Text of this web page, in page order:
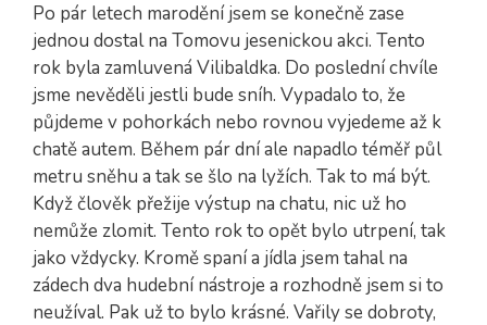
Po pár letech marodění jsem se konečně zase
jednou dostal na Tomovu jesenickou akci. Tento
rok byla zamluvená Vilibaldka. Do poslední chvíle
jsme nevěděli jestli bude sníh. Vypadalo to, že
půjdeme v pohorkách nebo rovnou vyjedeme až k
chatě autem. Během pár dní ale napadlo téměř půl
metru sněhu a tak se šlo na lyžích. Tak to má být.
Když člověk přežije výstup na chatu, nic už ho
nemůže zlomit. Tento rok to opět bylo utrpení, tak
jako vždycky. Kromě spaní a jídla jsem tahal na
zádech dva hudební nástroje a rozhodně jsem si to
neužíval. Pak už to bylo krásné. Vařily se dobroty,